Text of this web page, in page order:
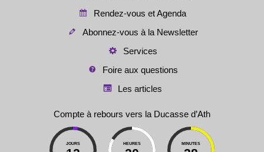
Rendez-vous et Agenda
Abonnez-vous à la Newsletter
Services
Foire aux questions
Les articles
Compte à rebours vers la Ducasse d’Ath
JOURS HEURES MINUTES